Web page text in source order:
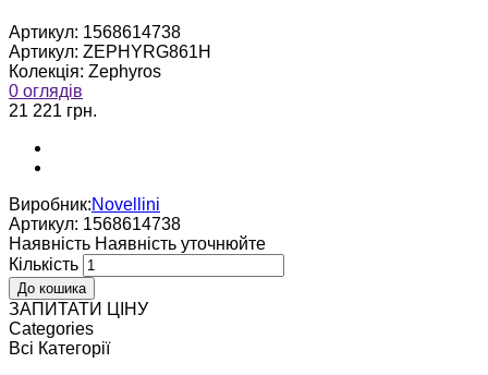
Артикул: 1568614738
Артикул: ZEPHYRG861H
Колекція: Zephyros
0 оглядів
21 221 грн.
Виробник:Novellini
Артикул: 1568614738
Наявнiсть Наявнiсть уточнюйте
Кількість
ЗАПИТАТИ ЦІНУ
Categories
Всі Категорії